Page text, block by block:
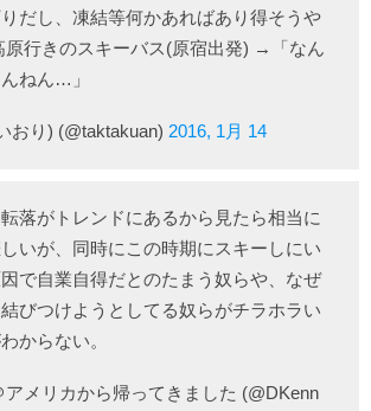
だし、凍結等何かあればあり得そうや
原行きのスキーバス(原宿出発) →「なん
ねん…」
おり) (@taktakuan) 2016, 1月 14
落がトレンドにあるから見たら相当に
いが、同時にこの時期にスキーしにい
で自業自得だとのたまう奴らや、なぜ
びつけようとしてる奴らがチラホラい
からない。
メリカから帰ってきました (@DKenn